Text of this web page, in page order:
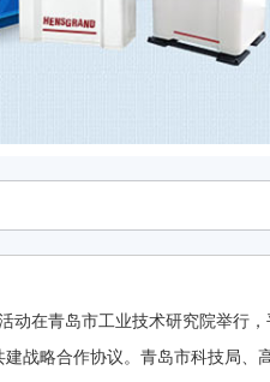
动在青岛市工业技术研究院举行
战略合作协议。青岛市科技局、